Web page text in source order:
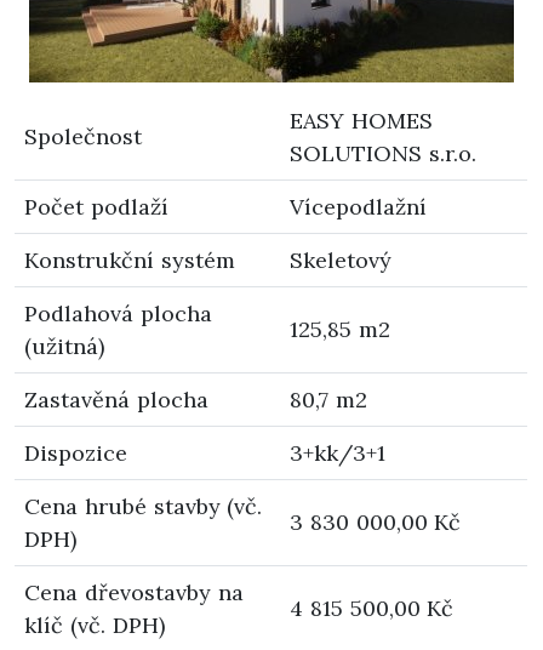
Společnost
EASY HOMES
SOLUTIONS s.r.o.
Počet podlaží
Vícepodlažní
Konstrukční systém
Skeletový
Podlahová plocha
(užitná)
125,85 m2
Zastavěná plocha
80,7 m2
Dispozice
3+kk/3+1
Cena hrubé stavby (vč.
DPH)
3 830 000,00 Kč
Cena dřevostavby na
klíč (vč. DPH)
4 815 500,00 Kč